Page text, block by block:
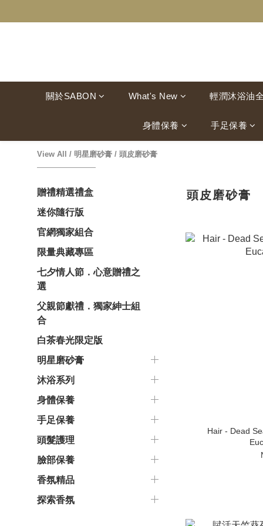
關於SABON What's New 輕潤沐浴油
身體保養 手足保養
View All / 明星磨砂膏 / 頭皮磨砂膏
贈禮精選禮盒
迷你隨行版
官網獨家組合
限量典藏專區
七夕情人節．心意贈禮之
選
父親節獻禮．獨家紳士組
合
白茶春光限定版
明星磨砂膏
沐浴系列
身體保養
手足保養
頭髮護理
臉部保養
香氛精品
探索香氛
頭皮磨砂膏
Hair - Dead